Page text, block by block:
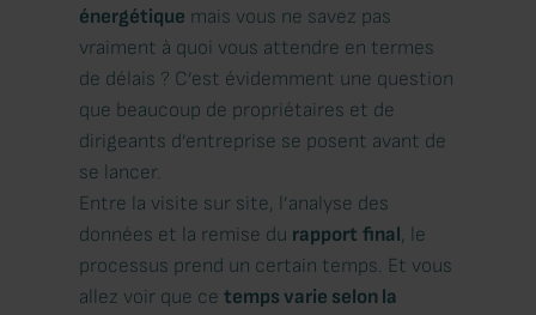
énergétique mais vous ne savez pas
vraiment à quoi vous attendre en termes
de délais ? C’est évidemment une question
que beaucoup de propriétaires et de
dirigeants d’entreprise se posent avant de
se lancer.
Entre la visite sur site, l’analyse des
données et la remise du rapport final, le
processus prend un certain temps. Et vous
allez voir que cetemps varie selon la